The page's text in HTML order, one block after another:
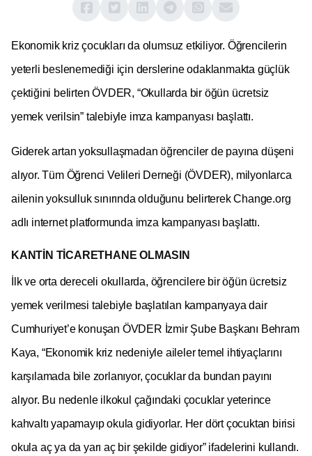
Ekonomik kriz çocukları da olumsuz etkiliyor. Öğrencilerin
yeterli beslenemediği için derslerine odaklanmakta güçlük
çektiğini belirten ÖVDER, “Okullarda bir öğün ücretsiz
yemek verilsin” talebiyle imza kampanyası başlattı.
Giderek artan yoksullaşmadan öğrenciler de payına düşeni
alıyor. Tüm Öğrenci Velileri Derneği (ÖVDER), milyonlarca
ailenin yoksulluk sınırında olduğunu belirterek Change.org
adlı internet platformunda imza kampanyası başlattı.
KANTİN TİCARETHANE OLMASIN
İlk ve orta dereceli okullarda, öğrencilere bir öğün ücretsiz
yemek verilmesi talebiyle başlatılan kampanyaya dair
Cumhuriyet’e konuşan ÖVDER İzmir Şube Başkanı Behram
Kaya, “Ekonomik kriz nedeniyle aileler temel ihtiyaçlarını
karşılamada bile zorlanıyor, çocuklar da bundan payını
alıyor. Bu nedenle ilkokul çağındaki çocuklar yeterince
kahvaltı yapamayıp okula gidiyorlar. Her dört çocuktan birisi
okula aç ya da yarı aç bir şekilde gidiyor” ifadelerini kullandı.